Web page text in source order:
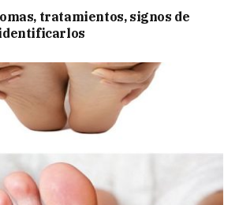
tratamientos, signos de